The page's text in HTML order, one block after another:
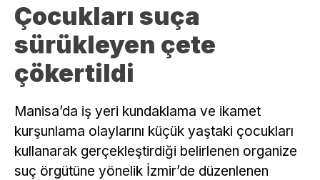
Çocukları suça
sürükleyen çete
çökertildi
Manisa’da iş yeri kundaklama ve ikamet
kurşunlama olaylarını küçük yaştaki çocukları
kullanarak gerçekleştirdiği belirlenen organize
suç örgütüne yönelik İzmir’de düzenlenen